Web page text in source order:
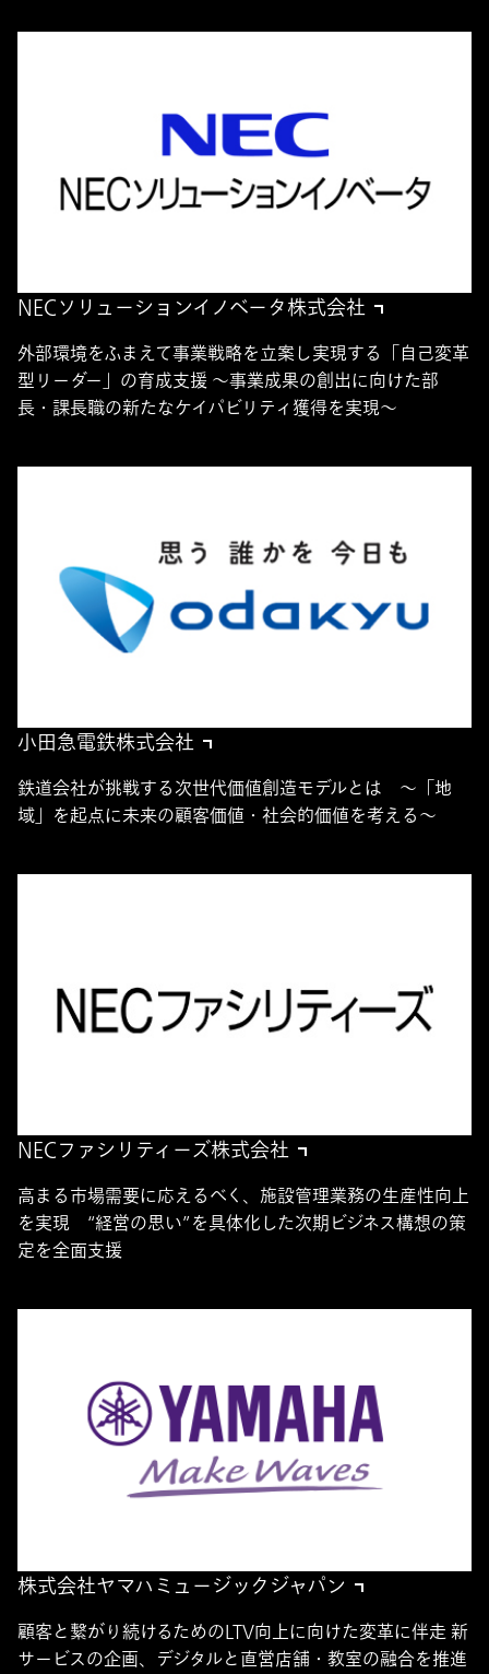
NECソリューションイノベータ株式会社
外部環境をふまえて事業戦略を立案し実現する「自己変革
型リーダー」の育成支援 ～事業成果の創出に向けた部
長・課長職の新たなケイパビリティ獲得を実現～
小田急電鉄株式会社
鉄道会社が挑戦する次世代価値創造モデルとは ～「地
域」を起点に未来の顧客価値・社会的価値を考える～
NECファシリティーズ株式会社
高まる市場需要に応えるべく、施設管理業務の生産性向上
を実現 “経営の思い”を具体化した次期ビジネス構想の策
定を全面支援
株式会社ヤマハミュージックジャパン
顧客と繋がり続けるためのLTV向上に向けた変革に伴走 新
サービスの企画、デジタルと直営店舗・教室の融合を推進